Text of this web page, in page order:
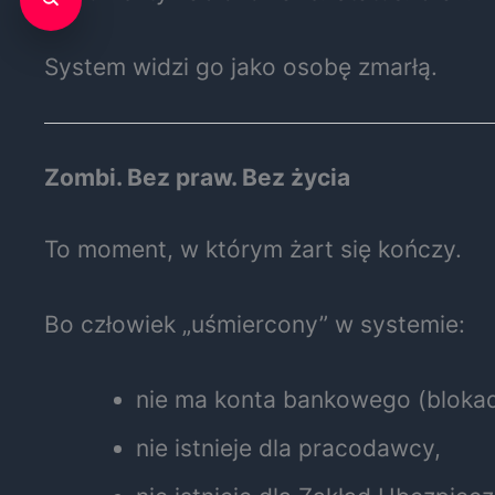
System widzi go jako osobę zmarłą.
Zombi. Bez praw. Bez życia
To moment, w którym żart się kończy.
Bo człowiek „uśmiercony” w systemie:
nie ma konta bankowego
nie istnieje dla pracodawcy,